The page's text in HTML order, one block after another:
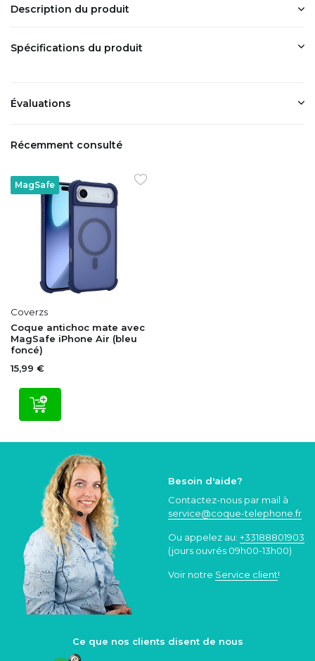
Description du produit
Spécifications du produit
Évaluations
Récemment consulté
MagSafe
Coverzs
Coque antichoc mate avec
MagSafe iPhone Air (bleu
foncé)
15,99 €
Besoin d'aide?
Contactez-nous par mail à
service@coque-telephone.fr
Ou appelez au: +33188801903
(jours ouvrés 09h00-13h00)
Voir notre Service client!
Ce que nos clients disent de nous